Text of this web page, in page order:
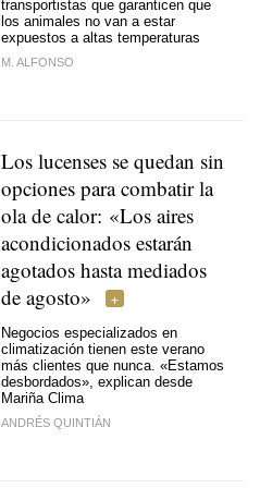
transportistas que garanticen que
los animales no van a estar
expuestos a altas temperaturas
M. ALFONSO
Los lucenses se quedan sin
opciones para combatir la
ola de calor: «Los aires
acondicionados estarán
agotados hasta mediados
de agosto»
Negocios especializados en
climatización tienen este verano
más clientes que nunca. «Estamos
desbordados», explican desde
Mariña Clima
ANDRÉS QUINTIÁN